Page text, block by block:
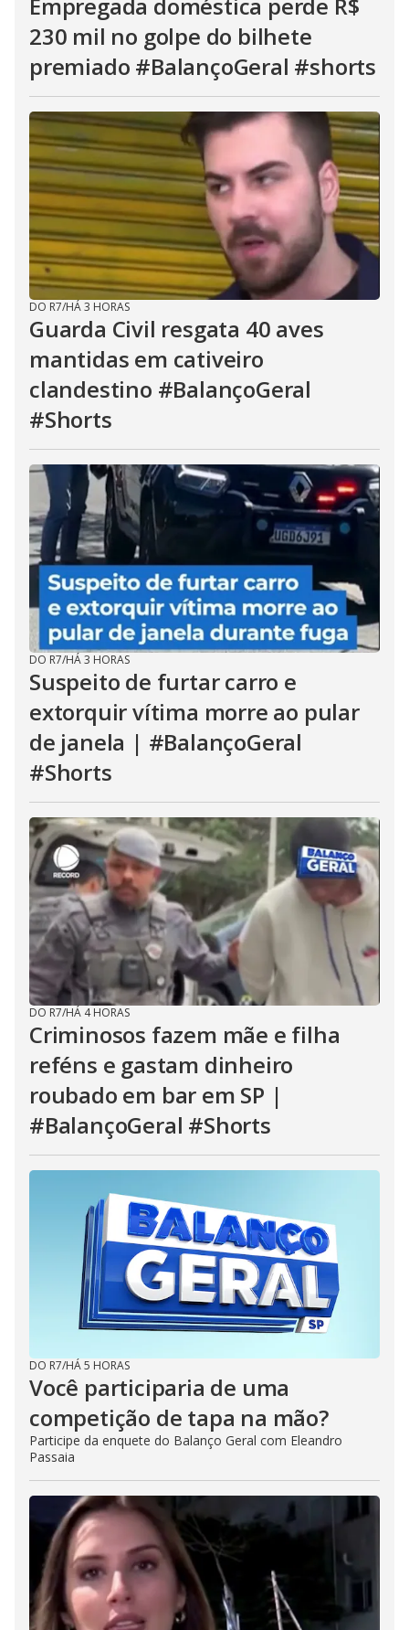
230 mil no golpe do bilhete
premiado #BalançoGeral #shorts
DO R7/HÁ 3 HORAS
Guarda Civil resgata 40 aves
mantidas em cativeiro
clandestino #BalançoGeral
#Shorts
DO R7/HÁ 3 HORAS
Suspeito de furtar carro e
extorquir vítima morre ao pular
de janela | #BalançoGeral
#Shorts
DO R7/HÁ 4 HORAS
Criminosos fazem mãe e filha
reféns e gastam dinheiro
roubado em bar em SP |
#BalançoGeral #Shorts
DO R7/HÁ 5 HORAS
Você participaria de uma
competição de tapa na mão?
Participe da enquete do Balanço Geral com Eleandro
Passaia